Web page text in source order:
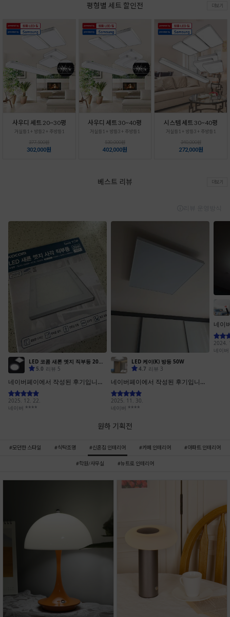
평형별 세트 할인전 더보기
사우디 세트 20~30평
거실등1 + 방등2 + 주방등1
377,500원
302,000원
사우디 세트 30~40평
거실등1 + 방등3 + 주방등1
530,000원
402,000원
시스템 세트 30~40평
거실등1 + 방등3 + 주방등1
340,000원
272,000원
베스트 리뷰 더보기
원하 기획전
모던한 스타일 식탁조명 신혼집 인테리어 카페 인테리어 아파트 인테리어
학원/사무실 뉴트로 인테리어